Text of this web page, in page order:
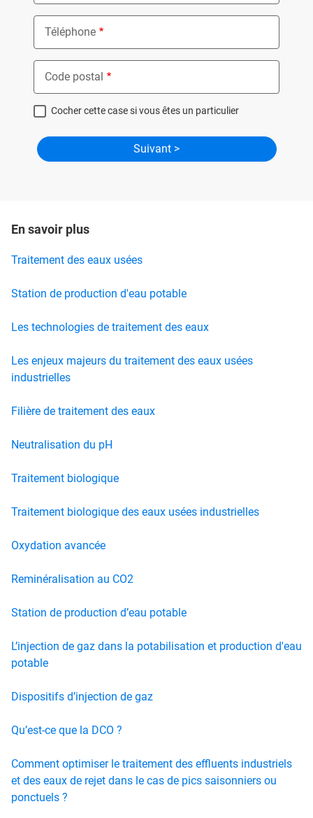
Téléphone
Code postal
Cocher cette case si vous êtes un particulier
En savoir plus
Traitement des eaux usées
Station de production d'eau potable
Les technologies de traitement des eaux
Les enjeux majeurs du traitement des eaux usées
industrielles
Filière de traitement des eaux
Neutralisation du pH
Traitement biologique
Traitement biologique des eaux usées industrielles
Oxydation avancée
Reminéralisation au CO2
Station de production d’eau potable
L’injection de gaz dans la potabilisation et production d'eau
potable
Dispositifs d’injection de gaz
Qu’est-ce que la DCO ?
Comment optimiser le traitement des effluents industriels
et des eaux de rejet dans le cas de pics saisonniers ou
ponctuels ?